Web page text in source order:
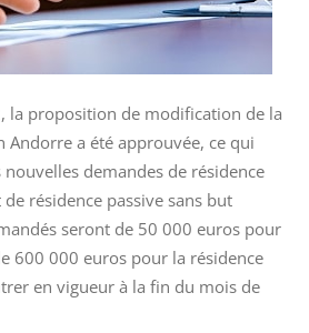
la proposition de modification de la
Andorre a été approuvée, ce qui
demandes de résidence
résidence passive sans but
seront de 50 000 euros pour
600 000 euros pour la résidence
en vigueur à la fin du mois de